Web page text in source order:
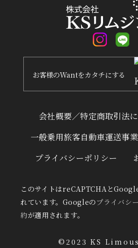
会社概要／特定商取引法
一般乗用旅客自動車運送事
プライバシーポリシー
このサイトはreCAPTCHAと
れています。Googleの プライバシ
約が適用されます。
©︎2023 KS
お客様のWantをカタチにする